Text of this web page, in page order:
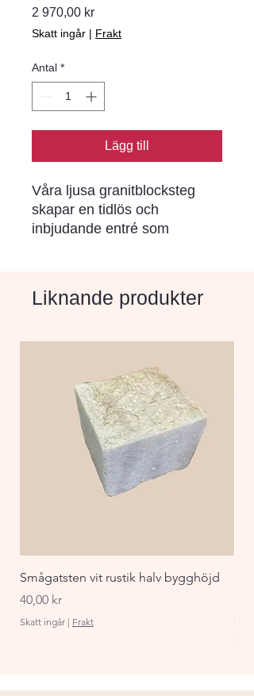
2 970,00 krPris
Skatt ingår | Frakt
Antal *
Lägg till
Våra ljusa granitblocksteg
skapar en tidlös och
inbjudande entré som
och höjer värdet på din
Liknande produkter
Smågatsten vit rustik halv bygghöjd
Pris
40,00 kr
Skatt ingår | Frakt
Pris